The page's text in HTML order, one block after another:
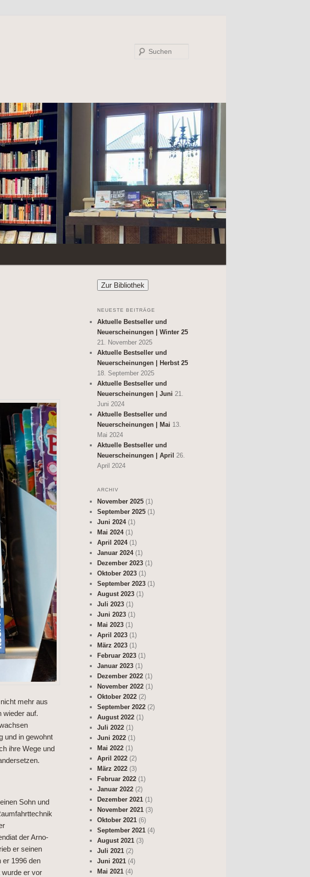
mehr aus
wieder auf.
und in gewohnt
ihre Wege und
Sohn und
der Arno-
er seinen
er 1996 den
wurde er vor
NEUESTE BEITRÄGE
Aktuelle Bestseller und
Neuerscheinungen | Winter 25
21. November 2025
Aktuelle Bestseller und
Neuerscheinungen | Herbst 25
18. September 2025
Aktuelle Bestseller und
Neuerscheinungen | Juni 21.
Juni 2024
Aktuelle Bestseller und
Neuerscheinungen | Mai 13.
Mai 2024
Aktuelle Bestseller und
Neuerscheinungen | April
26.
April 2024
ARCHIV
November 2025 (1)
September 2025 (1)
Juni 2024(1)
Mai 2024(1)
April 2024(1)
Januar 2024(1)
Dezember 2023 (1)
Oktober 2023 (1)
September 2023 (1)
August 2023 (1)
Juli 2023 (1)
Juni 2023 (1)
Mai 2023 (1)
April 2023 (1)
März 2023 (1)
Februar 2023 (1)
Januar 2023 (1)
Dezember 2022 (1)
November 2022 (1)
Oktober 2022 (2)
September 2022 (2)
August 2022 (1)
Juli 2022 (1)
Juni 2022 (1)
Mai 2022 (1)
April 2022 (2)
März 2022 (3)
Februar 2022 (1)
Januar 2022 (2)
Dezember 2021 (1)
November 2021 (3)
Oktober 2021 (6)
September 2021 (4)
August 2021 (3)
Juli 2021 (2)
Juni 2021 (4)
Mai 2021 (4)